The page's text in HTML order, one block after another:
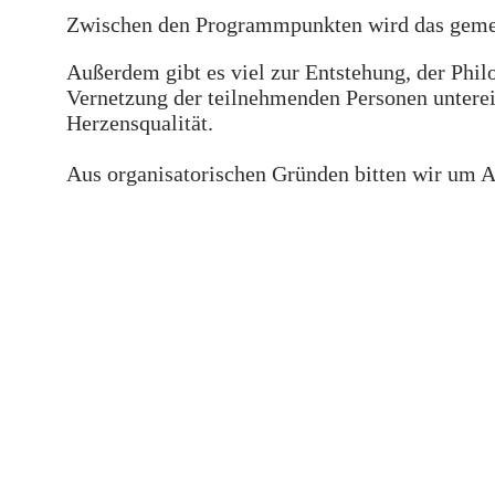
Zwischen den Programmpunkten wird das
Außerdem gibt es viel zur Entstehung, der
Vernetzung der teilnehmenden Personen
Herzensqualität.
Aus organisatorischen Gründen bitten wir um